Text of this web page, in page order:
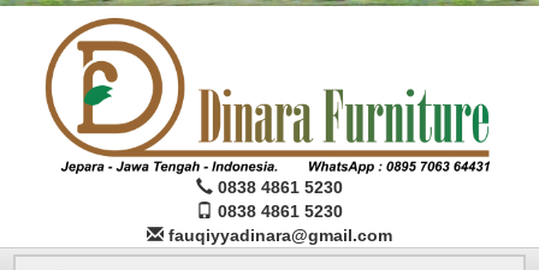
0838 4861 5230
0838 4861 5230
fauqiyyadinara@gmail.com